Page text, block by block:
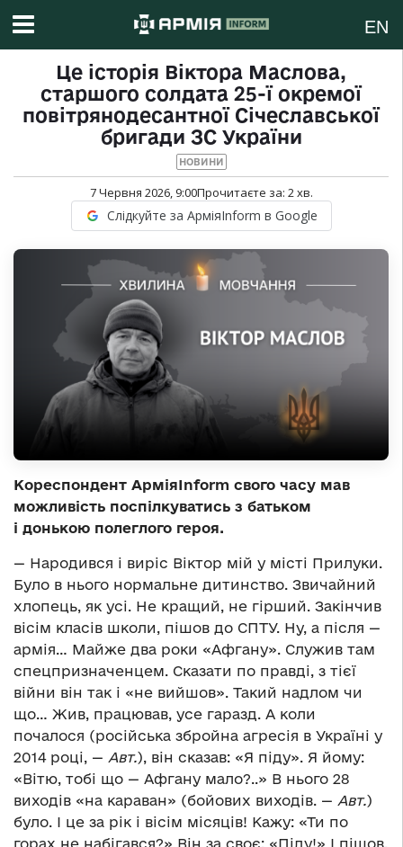
EN
Це історія Віктора Маслова,
старшого солдата 25-ї окремої
повітрянодесантної Січеславської
бригади ЗС України
НОВИНИ
7 Червня 2026, 9:00Прочитаєте за: 2хв.
Слідкуйте за АрміяInform в Google
Кореспондент АрміяInform свого часу мав
можливість поспілкуватись з батьком
і донькою полеглого героя.
— Народився і виріс Віктор мій у місті Прилуки.
Було в нього нормальне дитинство. Звичайний
хлопець, як усі. Не кращий, не гірший. Закінчив
вісім класів школи, пішов до СПТУ. Ну, а після —
армія… Майже два роки «Афгану». Служив там
спецпризначенцем. Сказати по правді, з тієї
війни він так і «не вийшов». Такий надлом чи
що… Жив, працював, усе гаразд. А коли
почалося (російська збройна агресія в Україні у
2014 році, — Авт.), він сказав: «Я піду». Я йому:
«Вітю, тобі що — Афгану мало?..» В нього 28
виходів «на караван» (бойових виходів. — Авт.)
було. І це за рік і вісім місяців! Кажу: «Ти по
горах не набігався?» Він за своє: «Піду!» І пішов,